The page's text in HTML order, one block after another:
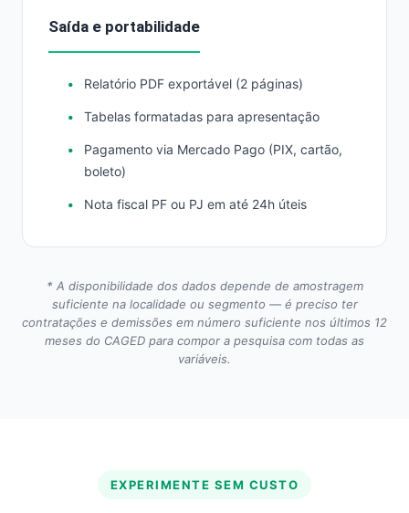
Saída e portabilidade
Relatório PDF exportável (2 páginas)
Tabelas formatadas para apresentação
Pagamento via Mercado Pago (PIX, cartão,
boleto)
Nota fiscal PF ou PJ em até 24h úteis
* A disponibilidade dos dados depende de amostragem
suficiente na localidade ou segmento — é preciso ter
contratações e demissões em número suficiente nos últimos 12
meses do CAGED para compor a pesquisa com todas as
variáveis.
EXPERIMENTE SEM CUSTO